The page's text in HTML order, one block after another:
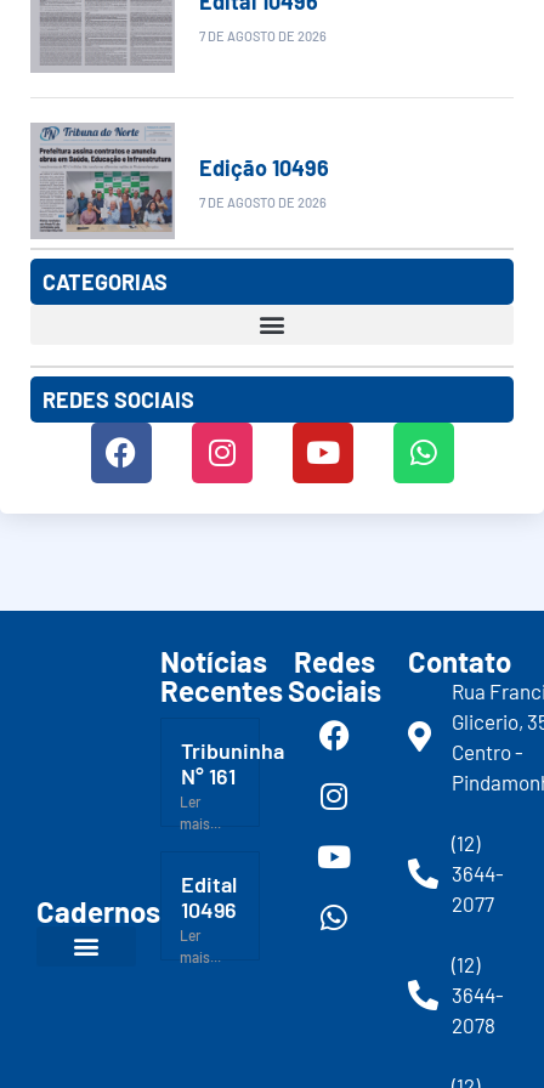
7 DE AGOSTO DE 2026
Edição 10496
7 DE AGOSTO DE 2026
CATEGORIAS
REDES SOCIAIS
Cadernos
Notícias
Recentes
Tribuninha
N° 161
Ler
mais...
Edital
10496
Ler
mais...
Redes
Sociais
Contato
Rua
Glicerio,
Centro -
(12)
3644-
2077
(12)
3644-
2078